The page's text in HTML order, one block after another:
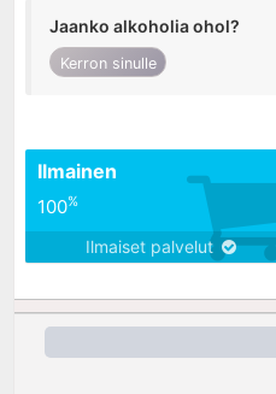
Jaanko alkoholia ohol?
Kerron sinulle
Ilmainen
100%
Ilmaiset palvelut